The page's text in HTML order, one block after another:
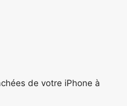
de votre iPhone à